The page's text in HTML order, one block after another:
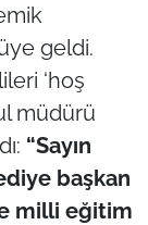
geldi.
‘hoş
müdürü
“Sayın
başkan
milli eğitim